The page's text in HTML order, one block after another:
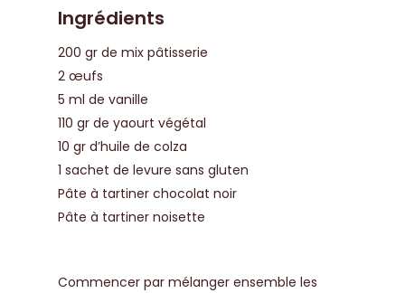
Ingrédients
200 gr de mix pâtisserie
2 œufs
5 ml de vanille
110 gr de yaourt végétal
10 gr d’huile de colza
1 sachet de levure sans gluten
Pâte à tartiner chocolat noir
Pâte à tartiner noisette
Commencer par mélanger ensemble les